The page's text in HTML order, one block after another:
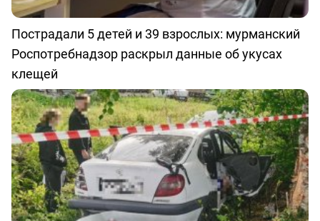
Пострадали 5 детей и 39 взрослых: мурманский
Роспотребнадзор раскрыл данные об укусах
клещей